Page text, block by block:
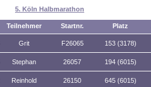
5. Köln Halbmarathon
Teilnehmer Startnr. Platz
Grit F26065 153 (3178)
Stephan 26057 194 (6015)
Reinhold 26150 645 (6015)